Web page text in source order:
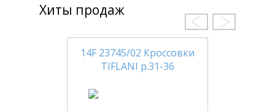
Хиты продаж
14F 23745/02 Кроссовки
TIFLANI р.31-36